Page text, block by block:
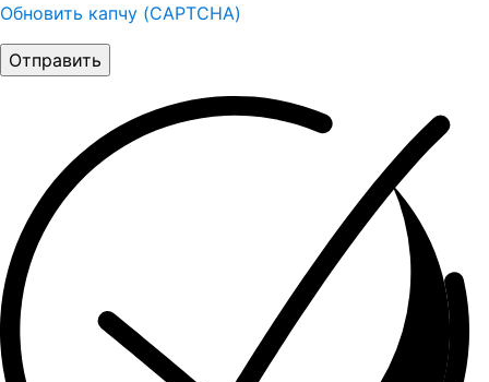
Обновить капчу (CAPTCHA)
Отправить